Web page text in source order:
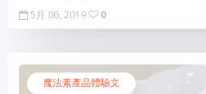
5月 06, 2019 0
魔法素產品體驗文